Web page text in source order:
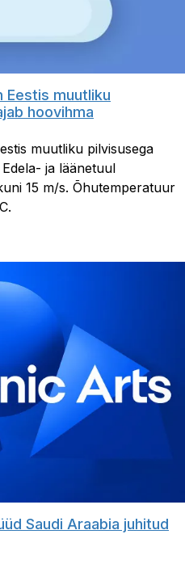
Eestis muutliku
hoovihma
muutliku pilvisusega
ja läänetuul
15 m/s. Õhutemperatuur
Saudi Araabia juhitud